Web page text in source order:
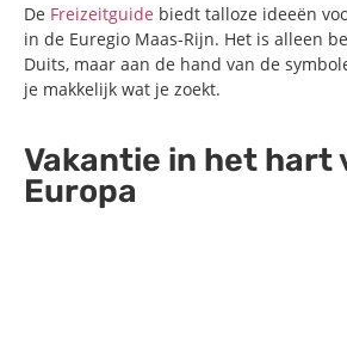
De Freizeitguide biedt talloze ideeën
in de Euregio Maas-Rijn. Het is alleen
Duits, maar aan de hand van de
je makkelijk wat je zoekt.
Vakantie in het hart
Europa